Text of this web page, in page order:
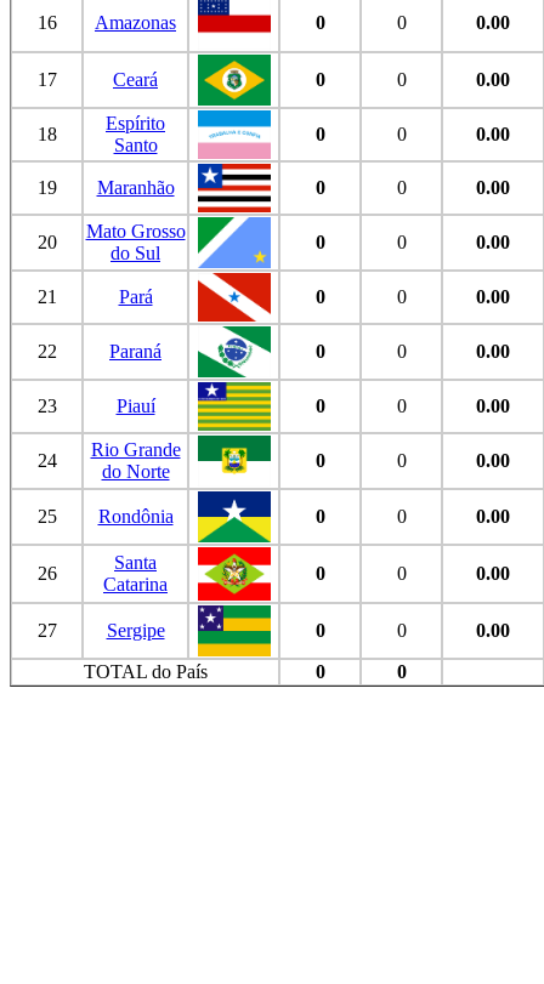
16 Amazonas 0 0 0.00
17 Ceará 0 0 0.00
18
Espírito
Santo
0 0 0.00
19 Maranhão 0 0 0.00
20
Mato Grosso
do Sul
0 0 0.00
21 Pará 0 0 0.00
22 Paraná 0 0 0.00
23 Piauí 0 0 0.00
24
Rio Grande
do Norte
0 0 0.00
25 Rondônia 0 0 0.00
26
Santa
Catarina
0 0 0.00
27 Sergipe 0 0
0.00
TOTAL do País
0 0